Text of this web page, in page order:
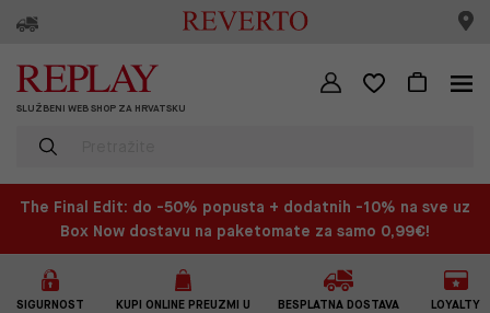
SLUŽBENI WEB SHOP ZA HRVATSKU
The Final Edit: do -50% popusta + dodatnih -10% na sve uz
Box Now dostavu na paketomate za samo 0,99€!
SIGURNOST
KUPI ONLINE PREUZMI U
BESPLATNA DOSTAVA
LOYALTY